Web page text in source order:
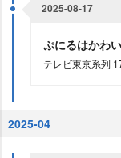
2025-08-17
ぷにるはかわ
テレビ東京系列
2025-04